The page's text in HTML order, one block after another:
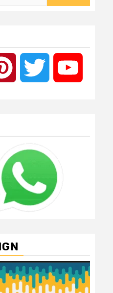
Pinterest Twitter